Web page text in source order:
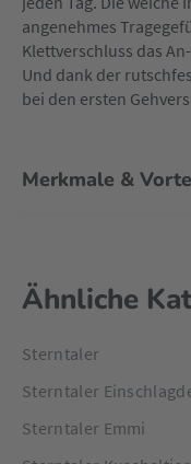
angenehmes
Klettverschluss das
Und dank der
bei den ersten
Merkmale &
Ähnliche
Sterntaler
Sterntaler
Sterntaler Emmi